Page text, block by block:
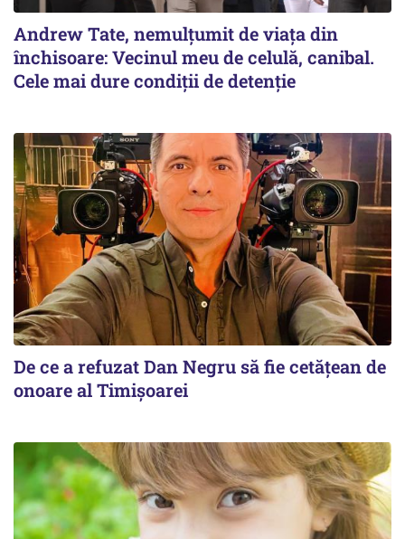
Andrew Tate, nemulțumit de viața din
închisoare: Vecinul meu de celulă, canibal.
Cele mai dure condiții de detenție
De ce a refuzat Dan Negru să fie cetățean de
onoare al Timișoarei